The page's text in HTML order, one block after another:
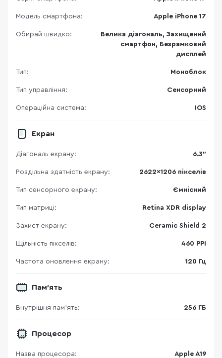
Модель смартфона: Apple iPhone 17
Обирай швидко:
Велика діагональ, Захищений
смартфон, Безрамковий
дисплей
Тип: Моноблок
Тип управління: Сенсорний
Операційна система: IOS
Екран
Діагональ екрану: 6.3"
Роздільна здатність екрану: 2622x1206 пікселів
Тип сенсорного екрану: Ємнісний
Тип матриці: Retina XDR display
Захист екрану: Ceramic Shield 2
Щільність пікселів: 460 PPI
Частота оновлення екрану: 120 Гц
Пам'ять
Внутрішня пам'ять: 256 ГБ
Процесор
Назва процесора: Apple A19